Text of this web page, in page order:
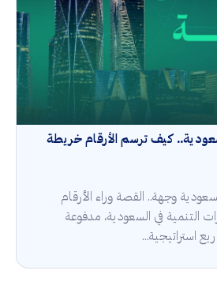
كيف ترسم الأرقام خريطة
وجهة.. القصة وراء الأرقام
التنمية في السعودية، مدفوعة
استراتيجية...